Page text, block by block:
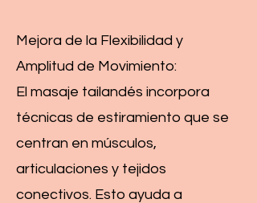
Mejora de la Flexibilidad y
Amplitud de Movimiento:
El masaje tailandés incorpora
técnicas de estiramiento que se
centran en músculos,
articulaciones y tejidos
conectivos. Esto ayuda a